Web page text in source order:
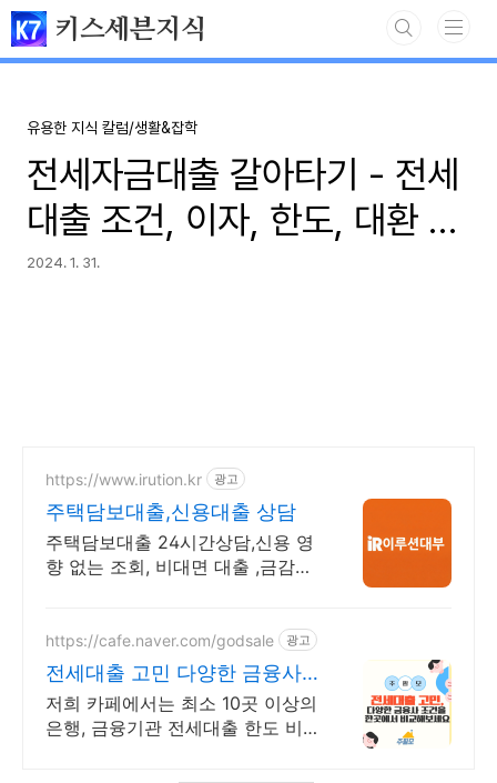
본문 바로가기
키스세븐지식
유용한 지식 칼럼/생활&잡학
전세자금대출 갈아타기 - 전세
대출 조건, 이자, 한도, 대환 금
리비교
2024. 1. 31.
https://www.irution.kr 광고
주택담보대출,신용대출 상담
주택담보대출 24시간상담,신용 영
향 없는 조회, 비대면 대출 ,금감원
https://cafe.naver.com/godsale 광고
전세대출 고민 다양한 금융사
조건을 한곳에서 비교
저희 카페에서는 최소 10곳 이상의
은행, 금융기관 전세대출 한도 비